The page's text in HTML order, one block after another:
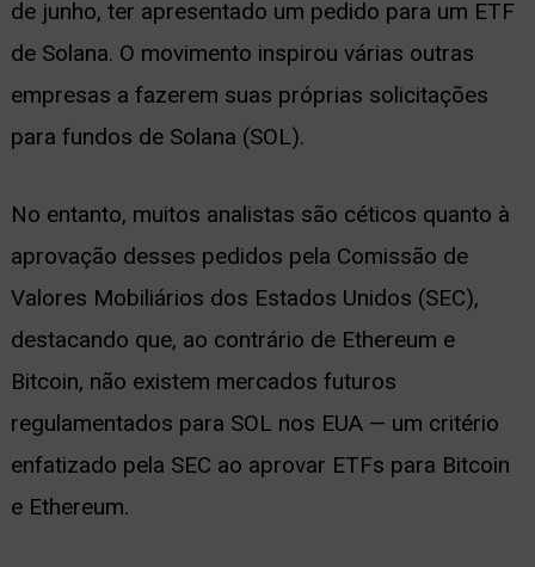
de junho, ter apresentado um pedido para um ETF
de Solana. O movimento inspirou várias outras
empresas a fazerem suas próprias solicitações
para fundos de Solana (SOL).
No entanto, muitos analistas são céticos quanto à
aprovação desses pedidos pela Comissão de
Valores Mobiliários dos Estados Unidos (SEC),
destacando que, ao contrário de Ethereum e
Bitcoin, não existem mercados futuros
regulamentados para SOL nos EUA — um critério
enfatizado pela SEC ao aprovar ETFs para Bitcoin
e Ethereum.